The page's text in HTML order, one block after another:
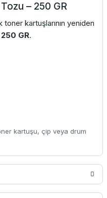
– 250 GR
kartuşlarının yeniden
250 GR.
kartuşu, çip veya drum